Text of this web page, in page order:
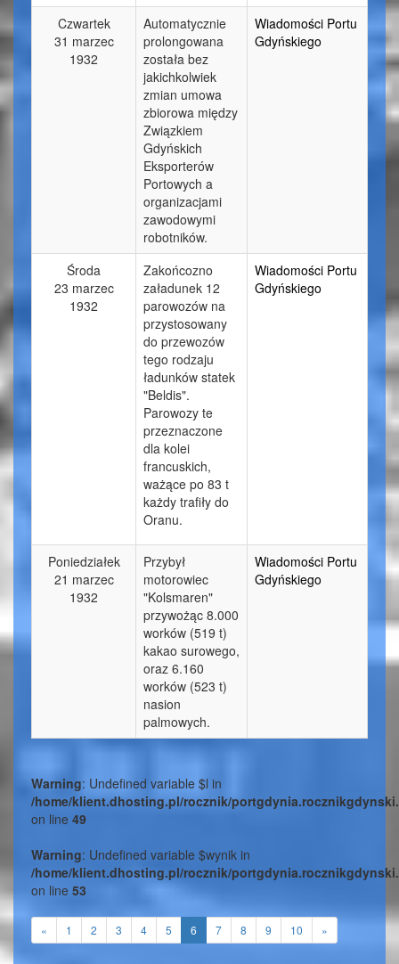
Czwartek
31 marzec
1932
Automatycznie
prolongowana
została bez
jakichkolwiek
zmian umowa
zbiorowa między
Związkiem
Gdyńskich
Eksporterów
Portowych a
organizacjami
zawodowymi
robotników.
Wiadomości Portu
Gdyńskiego
Środa
23 marzec
1932
Zakońcozno
załadunek 12
parowozów na
przystosowany
do przewozów
tego rodzaju
ładunków statek
"Beldis".
Parowozy te
przeznaczone
dla kolei
francuskich,
ważące po 83 t
każdy trafiły do
Oranu.
Wiadomości Portu
Gdyńskiego
Poniedziałek
21 marzec
1932
Przybył
motorowiec
"Kolsmaren"
przywożąc 8.000
worków (519 t)
kakao surowego,
oraz 6.160
worków (523 t)
nasion
palmowych.
Wiadomości Portu
Gdyńskiego
Warning: Undefined variable $l in
/home/klient.dhosting.pl/rocznik/
on line 49
Warning: Undefined variable $wynik in
/home/klient.dhosting.pl/rocznik/
on line 53
« 1 2 3 4 5 6 7 8 9 10 »